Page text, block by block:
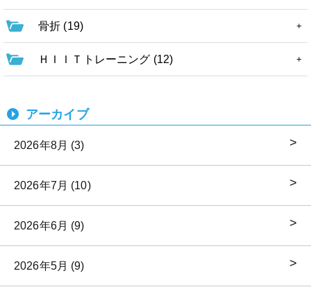
骨折 (19)
ＨＩＩＴトレーニング (12)
アーカイブ
2026年8月 (3)
2026年7月 (10)
2026年6月 (9)
2026年5月 (9)